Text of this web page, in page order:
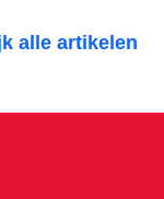
alle artikelen